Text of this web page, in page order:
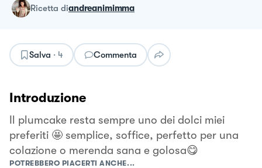
ricetta diandreanimimma
Salva · 4 Commenta
Introduzione
Il plumcake resta sempre uno dei dolci miei
preferiti 🤩 semplice, soffice, perfetto per una
colazione o merenda sana e golosa😋
POTREBBERO PIACERTI ANCHE...